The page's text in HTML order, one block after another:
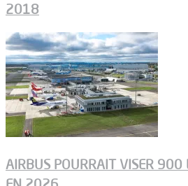
2018
AIRBUS POURRAIT VISER 900